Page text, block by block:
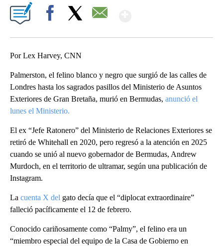
Por Lex Harvey, CNN
Palmerston, el felino blanco y negro que surgió de las calles de
Londres hasta los sagrados pasillos del Ministerio de Asuntos
Exteriores de Gran Bretaña, murió en Bermudas, anunció el
lunes el Ministerio.
El ex “Jefe Ratonero” del Ministerio de Relaciones Exteriores se
retiró de Whitehall en 2020, pero regresó a la atención en 2025
cuando se unió al nuevo gobernador de Bermudas, Andrew
Murdoch, en el territorio de ultramar, según una publicación de
Instagram.
La cuenta X del gato decía que el “diplocat extraordinaire”
falleció pacíficamente el 12 de febrero.
Conocido cariñosamente como “Palmy”, el felino era un
“miembro especial del equipo de la Casa de Gobierno en